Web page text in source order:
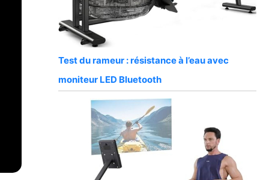
Test du rameur : résistance à l’eau avec
moniteur LED Bluetooth